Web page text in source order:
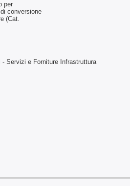
per
conversione
(Cat.
- Servizi e Forniture Infrastruttura